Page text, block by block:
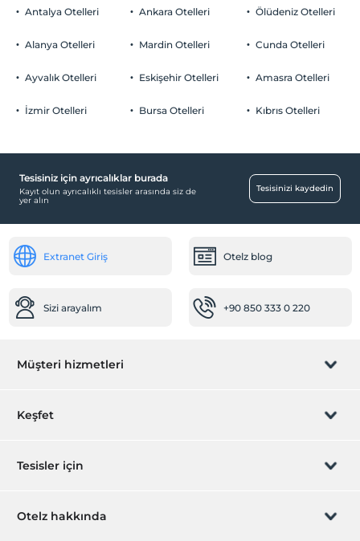
Otopark
Ücretsiz Halka Açık Otopark
Yiyecek & İçecek
Bahçe
Aile odaları
2 yaşına kadar olan bebekler ücretsizdir.
Antalya Otelleri
Alanya Otelleri
Ayvalık Otelleri
İzmir Otelleri
Ankara Otelleri
Mardin Otelleri
Eskişehir Otelleri
Bursa Otelleri
Ölüdeniz Otelleri
Cunda Otelleri
Amasra Otelleri
Kıbrıs Otelleri
Tesisiniz için ayrıcalıklar burada
Kayıt olun ayrıcalıklı tesisler arasında siz de
yer alın
Tesisinizi kaydedin
Extranet Giriş Otelz blog
Sizi arayalım +90 850 333 0 220
Müşteri hizmetleri
Rezervasyon yönet
Keşfet
Hediye Kart
Tesisler için
Hemen tesisinizi ekleyin
Otelz hakkında